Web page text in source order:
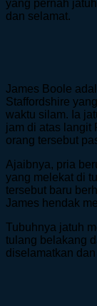
yang pernah
dan selamat.
James Boole
Staffordshire
waktu silam. Ia
jam di atas langit
orang tersebut
Ajaibnya, pria
yang melekat di
tersebut baru
James hendak
Tubuhnya jatuh
tulang belakang
diselamatkan